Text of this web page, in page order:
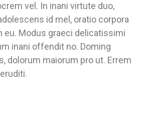
vel. In inani virtute duo,
id mel, oratio corpora
eu. Modus graeci delicatissimi
inani offendit no. Doming
dolorum maiorum pro ut. Errem